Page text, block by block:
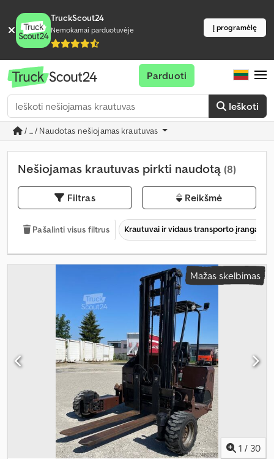
TruckScout24
Nemokamai parduotuvėje Į programėlę
Ieškoti
Parduoti
/ ... / Naudotas nešiojamas krautuvas
Nešiojamas krautuvas pirkti naudotą (8)
Filtras Reikšmė
Pašalinti visus filtrus Krautuvai ir vidaus transporto įranga
Mažas skelbimas
1 / 30